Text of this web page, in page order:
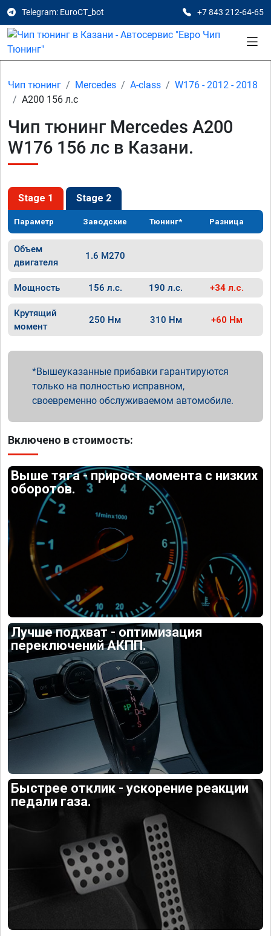
Telegram: EuroCT_bot +7 843 212-64-65
Чип тюнинг Mercedes A-class
W176 - 2012 - 2018
A200 156 л.с
Чип тюнинг Mercedes A200
W176 156 лс в Казани.
Stage 1 Stage 2
Параметр Заводские Тюнинг* Разница
Объем
двигателя
1.6 M270
Мощность 156 л.с. 190 л.с. +34 л.с.
Крутящий
момент
250 Нм 310 Нм +60 Нм
Вышеуказанные прибавки гарантируются
только на полностью исправном,
своевременно обслуживаемом автомобиле.
Включено в стоимость:
Выше тяга - прирост момента с низких
оборотов.
Лучше подхват - оптимизация
переключений АКПП.
Быстрее отклик - ускорение реакции
педали газа.